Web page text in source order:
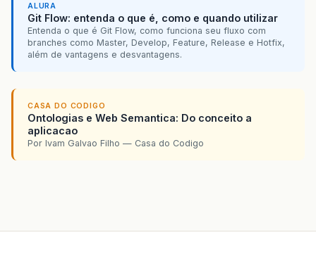
ALURA
Git Flow: entenda o que é, como e quando utilizar
Entenda o que é Git Flow, como funciona seu fluxo com
branches como Master, Develop, Feature, Release e Hotfix,
além de vantagens e desvantagens.
CASA DO CODIGO
Ontologias e Web Semantica: Do conceito a
aplicacao
Por Ivam Galvao Filho — Casa do Codigo